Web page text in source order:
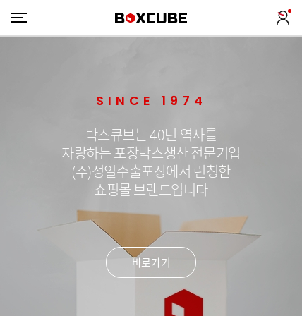
SINCE 1974
박스큐브는 40년 역사를
자랑하는 포장박스생산 전문기업
(주)성일수출포장에서 런칭한
쇼핑몰 브랜드입니다
바로가기